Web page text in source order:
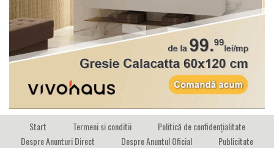
Start Termeni si conditii
Politică de confidențialitate
Despre Anunturi Direct
Despre Anuntul Oficial
Publicitate